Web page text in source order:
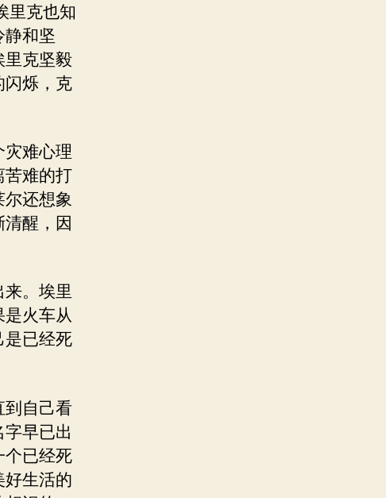
里克也知
静和坚
里克坚毅
闪烁，克
难心理
苦难的打
还想象
醒，因
。埃里
火车从
是已经死
自己看
早已出
个已经死
生活的